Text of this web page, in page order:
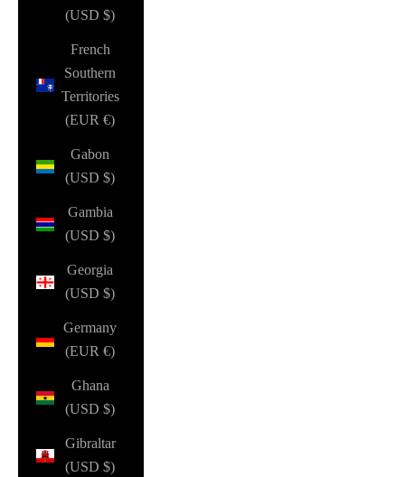
(USD $)
French
Southern
Territories
(EUR €)
Gabon
(USD $)
Gambia
(USD $)
Georgia
(USD $)
Germany
(EUR €)
Ghana
(USD $)
Gibraltar
(USD $)